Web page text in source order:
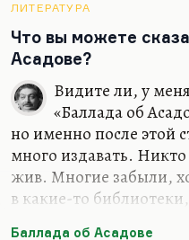
студентов, славистов.
бросить то, что я там
видел и сделал. Иной
английски я, конечно,
денешься. Писание на
более четкой.
много. Вот «Март»
«Сорделло»
ЛИТЕРАТУРА
Что вы можете
Асадове?
Видите ли, у
«Баллада об
но именно после этой
много издавать.
жив. Многие забыли,
в какие-то
Баллада об Асадове